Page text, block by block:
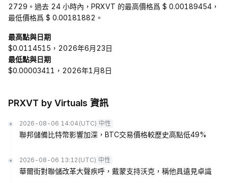
2729。過去 24 小時內，PRXVT 的最高價格爲 $ 0.00189454，
最低價格爲 $ 0.00181882。
最高點與日期
$0.0114515，2026年6月23日
最低點與日期
$0.00003411，2026年1月8日
PRXVT by Virtuals 資訊
2026-08-06 14:04 (UTC) 中性
聯邦儲備比特幣影響加深，BTC交易價格較歷史高點低49%
2026-08-06 13:12 (UTC) 中性
華爾街對聯儲改革大聲疾呼，戴蒙支持沃克，稱他具遠見卓識